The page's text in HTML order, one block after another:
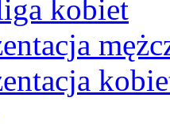
kobiet